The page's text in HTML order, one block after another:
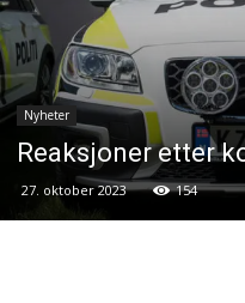
Nyheter
Reaksjoner etter
27. oktober 2023 154